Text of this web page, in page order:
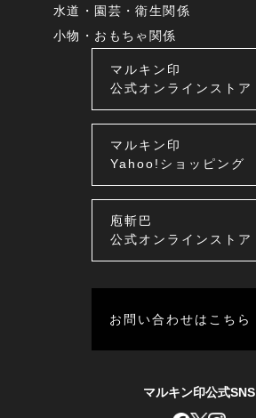
水道・園芸・衛生関係
小物・おもちゃ関係
マルキン印
公式オンラインストア
マルキン印
Yahoo!ショッピング
庖斬巴
公式オンラインストア
お問い合わせはこちら
マルキン印公式SNS